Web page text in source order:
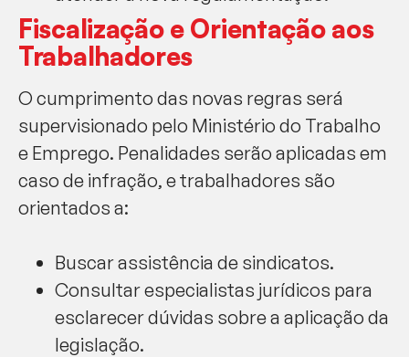
Fiscalização e Orientação aos
Trabalhadores
O cumprimento das novas regras será
supervisionado pelo Ministério do Trabalho
e Emprego. Penalidades serão aplicadas em
caso de infração, e trabalhadores são
orientados a:
Buscar assistência de sindicatos.
Consultar especialistas jurídicos para
esclarecer dúvidas sobre a aplicação da
legislação.